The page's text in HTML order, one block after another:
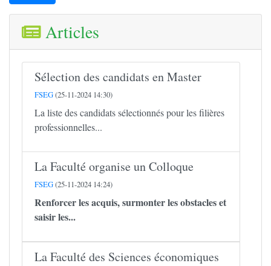
Articles
Sélection des candidats en Master
FSEG(25-11-2024 14:30)
La liste des candidats sélectionnés pour les filières
professionnelles...
La Faculté organise un Colloque
FSEG(25-11-2024 14:24)
Renforcer les acquis, surmonter les obstacles et
saisir les...
La Faculté des Sciences économiques